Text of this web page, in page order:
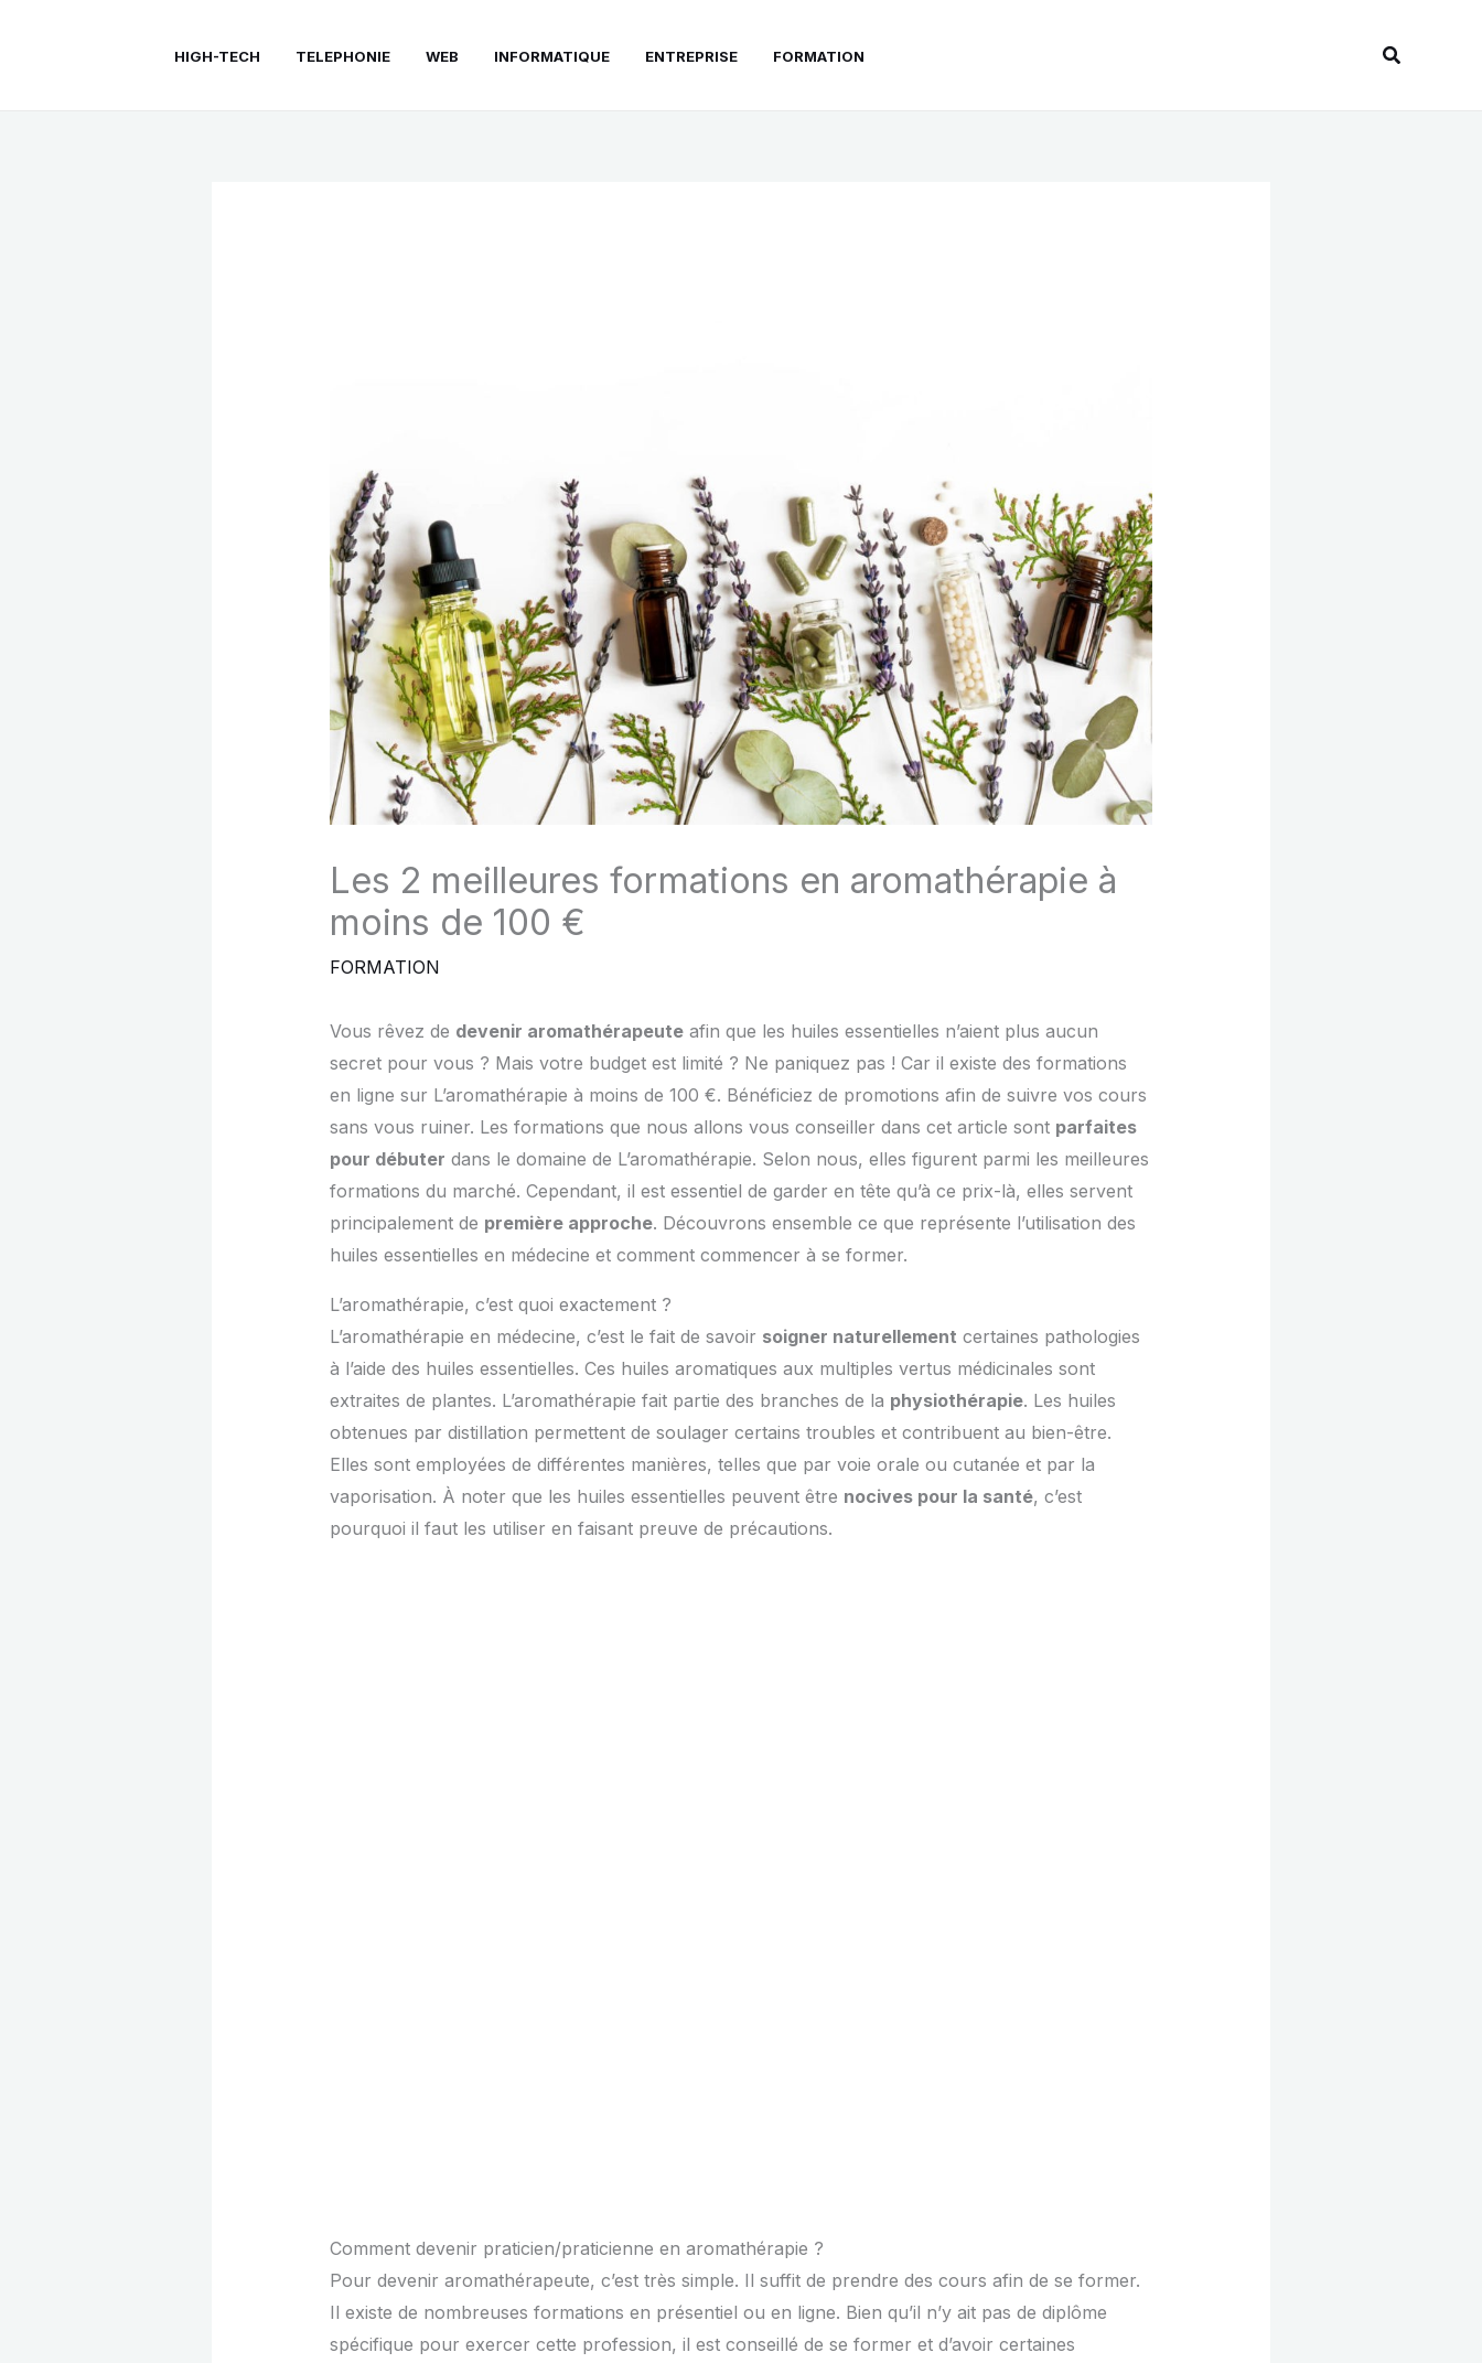
HIGH-TECH TELEPHONIE WEB INFORMATIQUE ENTREPRISE FORMATION
Les 2 meilleures formations en aromathérapie à
moins de 100 €
FORMATION
Vous rêvez de devenir aromathérapeuteafin que les huiles essentielles n’aient plus aucun
secret pour vous ? Mais votre budget est limité ? Ne paniquez pas ! Car il existe des formations
en ligne sur L’aromathérapie à moins de 100 €. Bénéficiez de promotions afin de suivre vos cours
sans vous ruiner. Les formations que nous allons vous conseiller dans cet article sont parfaites
pour débuter dans le domaine de L’aromathérapie. Selon nous, elles figurent parmi les meilleures
formations du marché. Cependant, il est essentiel de garder en tête qu’à ce prix-là, elles servent
principalement de première approche. Découvrons ensemble ce que représente l’utilisation des
huiles essentielles en médecine et comment commencer à se former.
L’aromathérapie, c’est quoi exactement ?
L’aromathérapie en médecine, c’est le fait de savoir soigner naturellement certaines pathologies
à l’aide des huiles essentielles. Ces huiles aromatiques aux multiples vertus médicinales sont
extraites de plantes. L’aromathérapie fait partie des branches de la physiothérapie. Les huiles
obtenues par distillation permettent de soulager certains troubles et contribuent au bien-être.
Elles sont employées de différentes manières, telles que par voie orale ou cutanée et par la
vaporisation. À noter que les huiles essentielles peuvent être nocives pour la santé, c’est
pourquoi il faut les utiliser en faisant preuve de précautions.
Comment devenir praticien/praticienne en aromathérapie ?
Pour devenir aromathérapeute, c’est très simple. Il suffit de prendre des cours afin de se former.
Il existe de nombreuses formations en présentiel ou en ligne. Bien qu’il n’y ait pas de diplôme
spécifique pour exercer cette profession, il est conseillé de se former et d’avoir certaines